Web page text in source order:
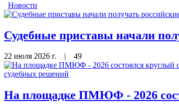
Новости
Судебные приставы начали
22 июля 2026 г. 49
На площадке ПМЮФ - 2026